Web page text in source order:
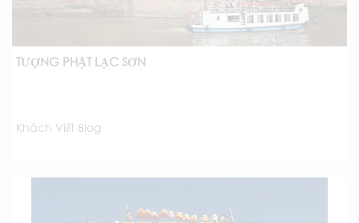
TƯỢNG PHẬT LẠC SƠN
Khách Viết Blog